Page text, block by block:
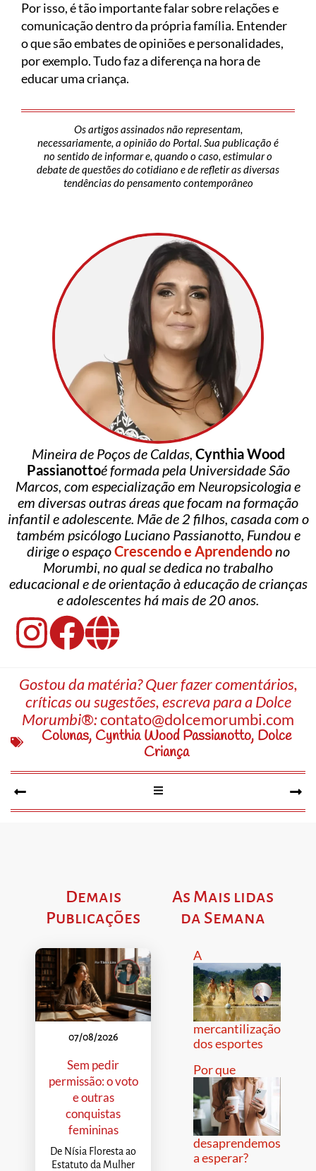
Por isso, é tão importante falar sobre relações e
comunicação dentro da própria família. Entender
o que são embates de opiniões e personalidades,
por exemplo. Tudo faz a diferença na hora de
educar uma criança.
Os artigos assinados não representam,
necessariamente, a opinião do Portal. Sua publicação é
no sentido de informar e, quando o caso, estimular o
debate de questões do cotidiano e de refletir as diversas
tendências do pensamento contemporâneo
Mineira de Poços de Caldas, Cynthia Wood
Passianottoé formada pela Universidade São
Marcos, com especialização em Neuropsicologia e
em diversas outras áreas que focam na formação
infantil e adolescente. Mãe de 2 filhos, casada com o
também psicólogo Luciano Passianotto, Fundou e
dirige o espaçoCrescendo e Aprendendono
Morumbi, no qual se dedica no trabalho
educacional e de orientação à educação de crianças
e adolescentes há mais de 20 anos.
Gostou da matéria? Quer fazer comentários,
críticas ou sugestões, escreva para a Dolce
Morumbi®:contato@dolcemorumbi.com
Colunas, Cynthia Wood Passianotto, Dolce
Criança
Demais
Publicações
07/08/2026
Sem pedir
permissão: o voto
e outras
conquistas
femininas
De Nísia Floresta ao
Estatuto da Mulher
As Mais lidas
da Semana
A
mercantilização
dos esportes
Por que
desaprendemos
a esperar?